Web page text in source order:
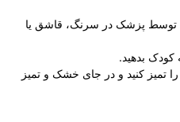
توسط پزشک در سرنگ، قاشق یا
کودک بدهید.
تمیز کنید و در جای خشک و تمیز